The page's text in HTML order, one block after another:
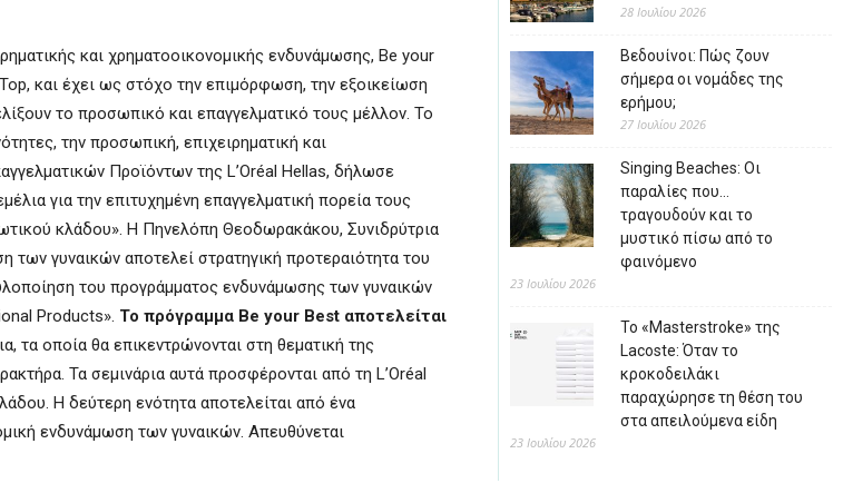
και χρηματοοικονομικής ενδυνάμωσης, Be your
και έχει ως στόχο την επιμόρφωση, την εξοικείωση
το προσωπικό και επαγγελματικό τους μέλλον. Το
την προσωπική, επιχειρηματική και
Προϊόντων της L’Οréal Hellas, δήλωσε
για την επιτυχημένη επαγγελματική πορεία τους
κλάδου». Η Πηνελόπη Θεοδωρακάκου, Συνιδρύτρια
γυναικών αποτελεί στρατηγική προτεραιότητα του
του προγράμματος ενδυνάμωσης των γυναικών
Products». Το πρόγραμμα Be your Best αποτελείται
τα οποία θα επικεντρώνονται στη θεματική της
Τα σεμινάρια αυτά προσφέρονται από τη L’Oréal
Η δεύτερη ενότητα αποτελείται από ένα
ενδυνάμωση των γυναικών. Απευθύνεται
28 Ιουλίου 2026
Βεδουίνοι: Πώς ζουν
σήμερα οι νομάδες της
ερήμου;
27 Ιουλίου 2026
Singing Beaches: Οι
παραλίες που…
τραγουδούν και το
μυστικό πίσω από το
φαινόμενο
23 Ιουλίου 2026
Το «Masterstroke» της
Lacoste: Όταν το
κροκοδειλάκι
παραχώρησε τη θέση του
στα απειλούμενα είδη
23 Ιουλίου 2026